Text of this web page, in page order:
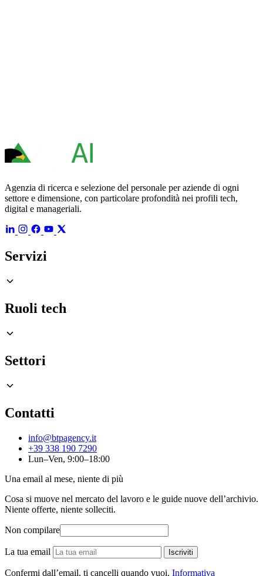
Agenzia di ricerca e selezione del personale per aziende di ogni
settore e dimensione, con particolare profondità nei profili tech,
digital e manageriali.
Servizi
Ruoli tech
Settori
Contatti
info@btpagency.it
+39 338 190 7290
Lun–Ven, 9:00–18:00
Una email al mese, niente di più
Cosa si muove nel mercato del lavoro e le guide nuove dell’archivio.
Niente offerte, niente solleciti.
Non compilare
La tua email Iscriviti
Confermi dall’email, ti cancelli quando vuoi. Informativa